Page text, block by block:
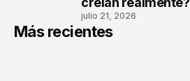
julio 21, 2026
Más recientes